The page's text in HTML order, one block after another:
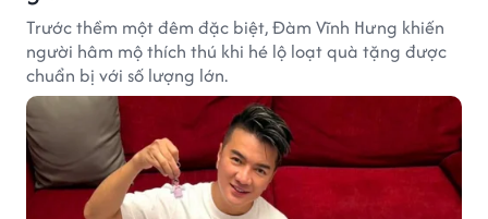
Trước thềm một đêm đặc biệt, Đàm Vĩnh Hưng khiến
người hâm mộ thích thú khi hé lộ loạt quà tặng được
chuẩn bị với số lượng lớn.